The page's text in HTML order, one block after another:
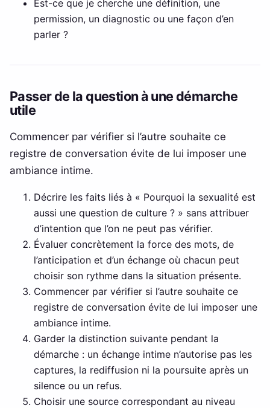
Est-ce que je cherche une définition, une
permission, un diagnostic ou une façon d’en
parler ?
Passer de la question à une démarche
utile
Commencer par vérifier si l’autre souhaite ce
registre de conversation évite de lui imposer une
ambiance intime.
Décrire les faits liés à « Pourquoi la sexualité est
aussi une question de culture ? » sans attribuer
d’intention que l’on ne peut pas vérifier.
Évaluer concrètement la force des mots, de
l’anticipation et d’un échange où chacun peut
choisir son rythme dans la situation présente.
Commencer par vérifier si l’autre souhaite ce
registre de conversation évite de lui imposer une
ambiance intime.
Garder la distinction suivante pendant la
démarche : un échange intime n’autorise pas les
captures, la rediffusion ni la poursuite après un
silence ou un refus.
Choisir une source correspondant au niveau